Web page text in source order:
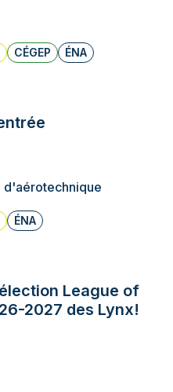
CÉGEP ÉNA
d'aérotechnique
ÉNA
League of
2027 des Lynx!